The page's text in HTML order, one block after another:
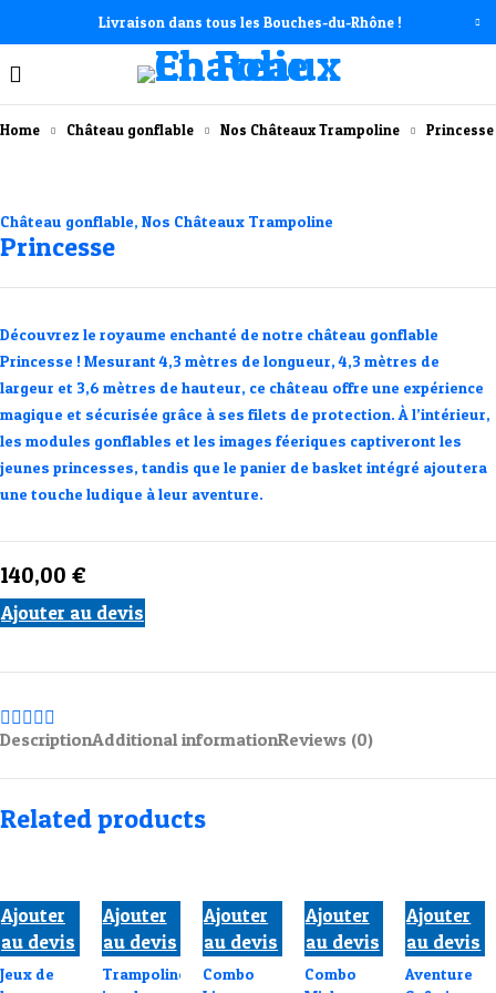
Livraison dans tous les Bouches-du-Rhône !
Home Château gonflable Nos Châteaux Trampoline Princesse
Château gonflable, Nos Châteaux Trampoline
Princesse
Découvrez le royaume enchanté de notre château gonflable
Princesse ! Mesurant 4,3 mètres de longueur, 4,3 mètres de
largeur et 3,6 mètres de hauteur, ce château offre une expérience
magique et sécurisée grâce à ses filets de protection. À l’intérieur,
les modules gonflables et les images féeriques captiveront les
jeunes princesses, tandis que le panier de basket intégré ajoutera
une touche ludique à leur aventure.
140,00 €
Ajouter au devis
DescriptionAdditional informationReviews (0)
Related products
Ajouter
au devis
Jeux de
Ajouter
au devis
Trampoline
Ajouter
au devis
Combo
Ajouter
au devis
Combo
Ajouter
au devis
Aventure